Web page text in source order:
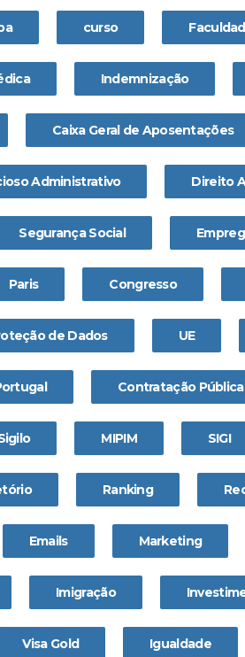
curso
Indemnização
Caixa Geral de Aposentações
Administrativo Direito
Segurança Social
Paris Congresso
de Dados UE
Contratação Pública
MIPIM SIGI
Ranking
Emails Marketing
Imigração
Visa Gold Igualdade